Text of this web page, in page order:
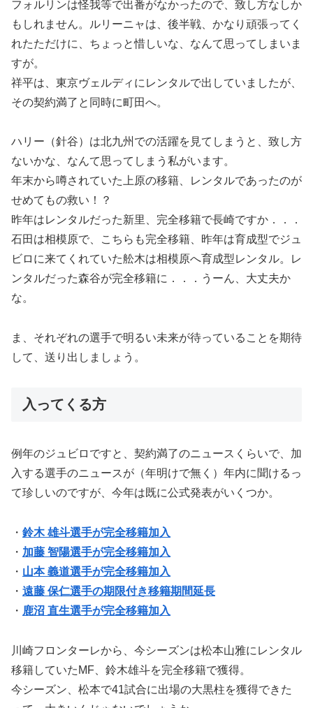
フォルリンは怪我等で出番がなかったので、致し方なしか
もしれません。ルリーニャは、後半戦、かなり頑張ってく
れたただけに、ちょっと惜しいな、なんて思ってしまいま
すが。
祥平は、東京ヴェルディにレンタルで出していましたが、
その契約満了と同時に町田へ。
ハリー（針谷）は北九州での活躍を見てしまうと、致し方
ないかな、なんて思ってしまう私がいます。
年末から噂されていた上原の移籍、レンタルであったのが
せめてもの救い！？
昨年はレンタルだった新里、完全移籍で長崎ですか．．．
石田は相模原で、こちらも完全移籍、昨年は育成型でジュ
ビロに来てくれていた舩木は相模原へ育成型レンタル。レ
ンタルだった森谷が完全移籍に．．．うーん、大丈夫か
な。
ま、それぞれの選手で明るい未来が待っていることを期待
して、送り出しましょう。
入ってくる方
例年のジュビロですと、契約満了のニュースくらいで、加
入する選手のニュースが（年明けで無く）年内に聞けるっ
て珍しいのですが、今年は既に公式発表がいくつか。
・ 鈴木 雄斗選手が完全移籍加入
・ 加藤 智陽選手が完全移籍加入
・ 山本 義道選手が完全移籍加入
・ 遠藤 保仁選手の期限付き移籍期間延長
・ 鹿沼 直生選手が完全移籍加入
川崎フロンターレから、今シーズンは松本山雅にレンタル
移籍していたMF、鈴木雄斗を完全移籍で獲得。
今シーズン、松本で41試合に出場の大黒柱を獲得できた